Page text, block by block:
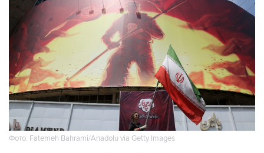
Фото: Fatemeh Bahrami/Anadolu via Getty Images